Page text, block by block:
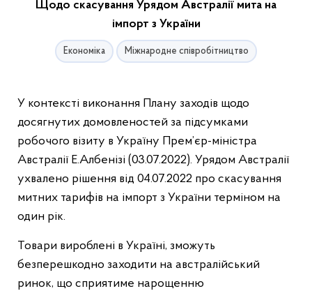
Щодо скасування Урядом Австралії мита на
імпорт з України
Економіка Міжнародне співробітництво
У контексті виконання Плану заходів щодо
досягнутих домовленостей за підсумками
робочого візиту в Україну Прем’єр-міністра
Австралії Е.Албенізі (03.07.2022). Урядом Австралії
ухвалено рішення від 04.07.2022 про скасування
митних тарифів на імпорт з України терміном на
один рік.
Товари вироблені в Україні, зможуть
безперешкодно заходити на австралійський
ринок, що сприятиме нарощенню